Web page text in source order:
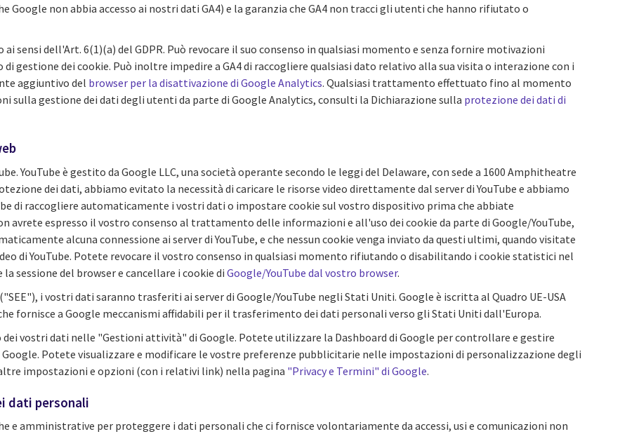
Google non abbia accesso ai nostri dati GA4) e la garanzia che GA4 non tracci gli utenti che hanno rifiutato o
sensi dell'Art. 6(1)(a) del GDPR. Può revocare il suo consenso in qualsiasi momento e senza fornire motivazioni
dei cookie. Può inoltre impedire a GA4 di raccogliere qualsiasi dato relativo alla sua visita o interazione con i
aggiuntivo del browser per la disattivazione di Google Analytics. Qualsiasi trattamento effettuato fino al momento
sulla gestione dei dati degli utenti da parte di Google Analytics, consulti la Dichiarazione sulla protezione dei dati di
YouTube è gestito da Google LLC, una società operante secondo le leggi del Delaware, con sede a 1600 Amphitheatre
dei dati, abbiamo evitato la necessità di caricare le risorse video direttamente dal server di YouTube e abbiamo
di raccogliere automaticamente i vostri dati o impostare cookie sul vostro dispositivo prima che abbiate
avrete espresso il vostro consenso al trattamento delle informazioni e all'uso dei cookie da parte di Google/YouTube,
alcuna connessione ai server di YouTube, e che nessun cookie venga inviato da questi ultimi, quando visitate
di YouTube. Potete revocare il vostro consenso in qualsiasi momento rifiutando o disabilitando i cookie statistici nel
sessione del browser e cancellare i cookie di Google/YouTube dal vostro browser.
i vostri dati saranno trasferiti ai server di Google/YouTube negli Stati Uniti. Google è iscritta al Quadro UE-USA
fornisce a Google meccanismi affidabili per il trasferimento dei dati personali verso gli Stati Uniti dall'Europa.
vostri dati nelle "Gestioni attività" di Google. Potete utilizzare la Dashboard di Google per controllare e gestire
Potete visualizzare e modificare le vostre preferenze pubblicitarie nelle impostazioni di personalizzazione degli
impostazioni e opzioni (con i relativi link) nella pagina "Privacy e Termini" di Google.
dati personali
e amministrative per proteggere i dati personali che ci fornisce volontariamente da accessi, usi e comunicazioni non